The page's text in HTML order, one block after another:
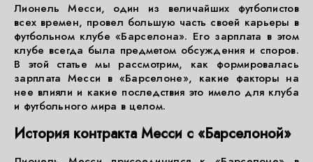
Лионель Месси, один из величайших футболистов
всех времен, провел большую часть своей карьеры в
футбольном клубе «Барселона». Его зарплата в этом
клубе всегда была предметом обсуждения и споров.
В этой статье мы рассмотрим, как формировалась
зарплата Месси в «Барселоне», какие факторы на
нее влияли и какие последствия это имело для клуба
и футбольного мира в целом.
История контракта Месси с «Барселоной»